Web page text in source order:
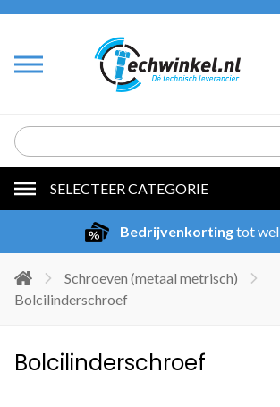
SELECTEER CATEGORIE
Bedrijvenkortingtot wel
Schroeven (metaal metrisch)
Bolcilinderschroef
Bolcilinderschroef